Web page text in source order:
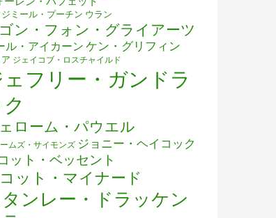
ミール・プーチン ウラン
ン・フォン・グライアーツ
ル・アイカーン ケン・グリフィン
ジェイコブ・ロスチャイルド
ェフリー・ガンドラ
ローム・パウエル
ムズ・サイモンズ ジョニー・ヘイコック
ット・ベッセント
ット・マイナード
タンレー・ドラッケン